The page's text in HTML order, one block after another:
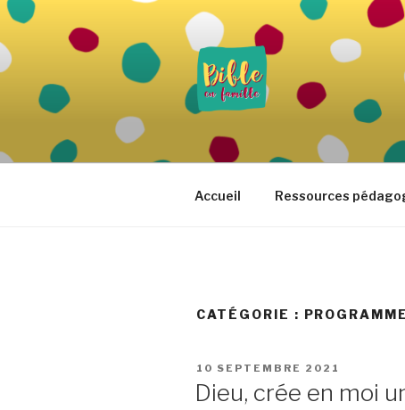
Aller
contenu
principal
BIBLE EN
Vivre la Parole de Dieu au
Accueil Ressources
CATÉGORIE :
PUBLIÉ
10 SEPTEMBRE 2021
Dieu, crée en moi